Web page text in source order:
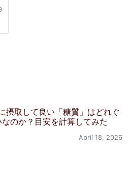
摂取して良い「糖質」はどれぐ
なのか？目安を計算してみた
April 18, 2026